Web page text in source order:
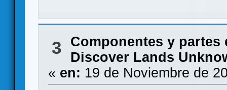
3
Componentes y partes
Discover Lands
« en: 19 de Noviembre de